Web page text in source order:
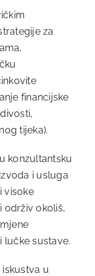
za
financijske
tijeka).
konzultantsku
i usluga
visoke
održiv okoliš,
sustave.
u